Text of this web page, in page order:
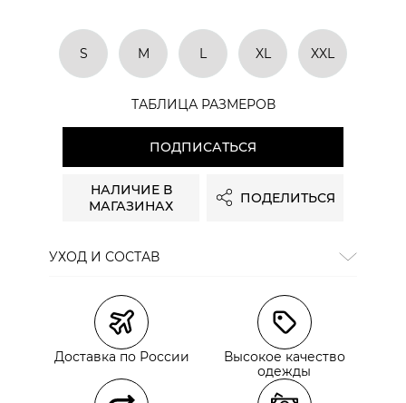
S M L XL XXL
ТАБЛИЦА РАЗМЕРОВ
ПОДПИСАТЬСЯ
НАЛИЧИЕ В
МАГАЗИНАХ
ПОДЕЛИТЬСЯ
УХОД И СОСТАВ
Доставка по России
Высокое качество
одежды